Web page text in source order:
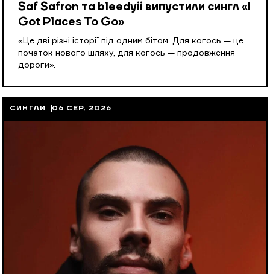
Saf Safron та bleedyii випустили сингл «I
Got Places To Go»
«Це дві різні історії під одним бітом. Для когось — це
початок нового шляху, для когось — продовження
дороги».
СИНГЛИ 06 СЕР, 2026